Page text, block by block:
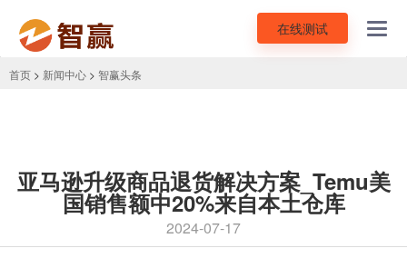
在线测试
首页 > 新闻中心 > 智赢头条
亚马逊升级商品退货解决方案_Temu美
国销售额中20%来自本土仓库
2024-07-17